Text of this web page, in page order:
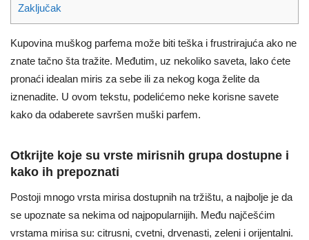
Zaključak
Kupovina muškog parfema može biti teška i frustrirajuća ako ne
znate tačno šta tražite. Međutim, uz nekoliko saveta, lako ćete
pronaći idealan miris za sebe ili za nekog koga želite da
iznenadite. U ovom tekstu, podelićemo neke korisne savete
kako da odaberete savršen muški parfem.
Otkrijte koje su vrste mirisnih grupa dostupne i
kako ih prepoznati
Postoji mnogo vrsta mirisa dostupnih na tržištu, a najbolje je da
se upoznate sa nekima od najpopularnijih. Među najčešćim
vrstama mirisa su: citrusni, cvetni, drvenasti, zeleni i orijentalni.